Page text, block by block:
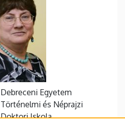
Debreceni Egyetem
Történelmi és Néprajzi
Doktori Iskola